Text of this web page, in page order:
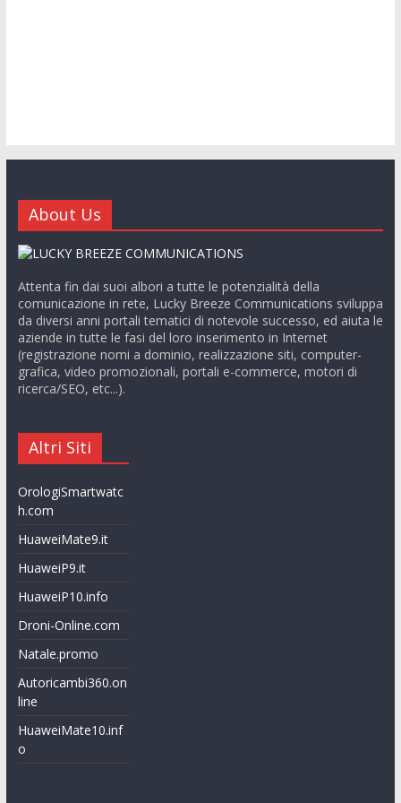
About Us
Attenta fin dai suoi albori a tutte le potenzialità della
comunicazione in rete, Lucky Breeze Communications sviluppa
da diversi anni portali tematici di notevole successo, ed aiuta le
aziende in tutte le fasi del loro inserimento in Internet
(registrazione nomi a dominio, realizzazione siti, computer-
grafica, video promozionali, portali e-commerce, motori di
ricerca/SEO, etc...).
Altri Siti
OrologiSmartwatc
h.com
HuaweiMate9.it
HuaweiP9.it
HuaweiP10.info
Droni-Online.com
Natale.promo
Autoricambi360.on
line
HuaweiMate10.inf
o